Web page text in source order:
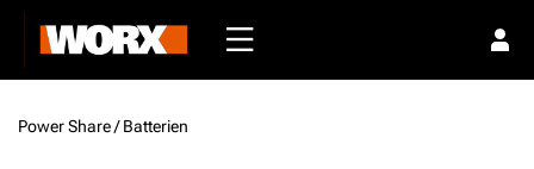
Power Share /Batterien